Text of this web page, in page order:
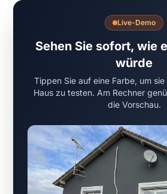
Live-Demo
Sehen Sie sofort, wie
würde
Tippen Sie auf eine Farbe, um
Haus zu testen. Am Rechner
die Vorschau.